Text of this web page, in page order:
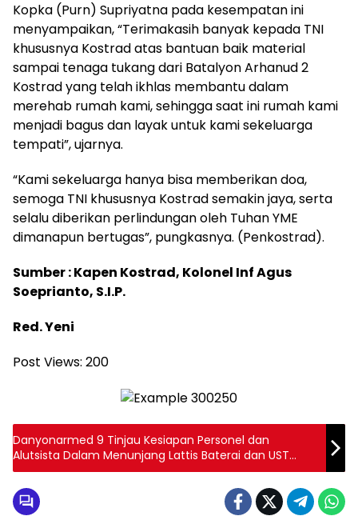
Kopka (Purn) Supriyatna pada kesempatan ini
menyampaikan, “Terimakasih banyak kepada TNI
khususnya Kostrad atas bantuan baik material
sampai tenaga tukang dari Batalyon Arhanud 2
Kostrad yang telah ikhlas membantu dalam
merehab rumah kami, sehingga saat ini rumah kami
menjadi bagus dan layak untuk kami sekeluarga
tempati”, ujarnya.
“Kami sekeluarga hanya bisa memberikan doa,
semoga TNI khususnya Kostrad semakin jaya, serta
selalu diberikan perlindungan oleh Tuhan YME
dimanapun bertugas”, pungkasnya. (Penkostrad).
Sumber : Kapen Kostrad, Kolonel Inf Agus
Soeprianto, S.I.P.
Red. Yeni
Post Views: 200
Danyonarmed 9 Tinjau Kesiapan Personel dan
Alutsista Dalam Menunjang Lattis Baterai dan UST
Baterai